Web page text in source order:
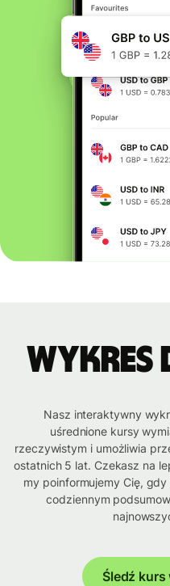
Wykres
Nasz interaktywny
uśrednione kursy
rzeczywistym i umożliwia
ostatnich 5 lat. Czekasz na
my poinformujemy Cię,
codziennym
Śledź